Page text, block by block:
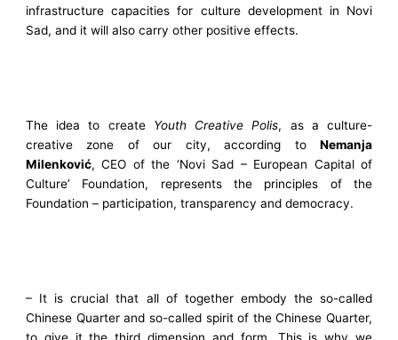
infrastructure capacities for culture development in Novi
Sad, and it will also carry other positive effects.
The idea to create Youth Creative Polis, as a culture-
creative zone of our city, according to Nemanja
Milenković, CEO of the ‘Novi Sad – European Capital of
Culture’ Foundation, represents the principles of the
Foundation – participation, transparency and democracy.
– It is crucial that all of together embody the so-called
Chinese Quarter and so-called spirit of the Chinese Quarter,